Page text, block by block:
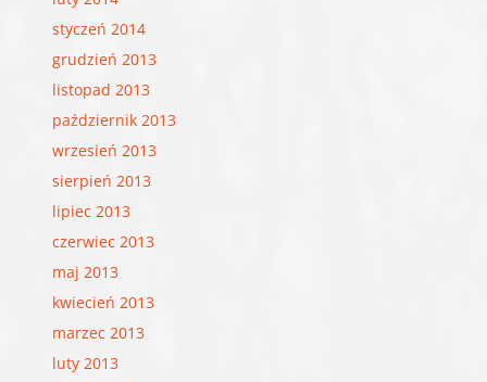
styczeń 2014
grudzień 2013
listopad 2013
październik 2013
wrzesień 2013
sierpień 2013
lipiec 2013
czerwiec 2013
maj 2013
kwiecień 2013
marzec 2013
luty 2013